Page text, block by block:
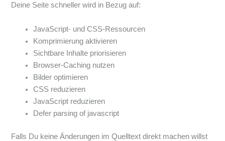
Deine Seite schneller wird in Bezug auf:
JavaScript- und CSS-Ressourcen
Komprimierung aktivieren
Sichtbare Inhalte priorisieren
Browser-Caching nutzen
Bilder optimieren
CSS reduzieren
JavaScript reduzieren
Defer parsing of javascript
Falls Du keine Änderungen im Quelltext direkt machen willst